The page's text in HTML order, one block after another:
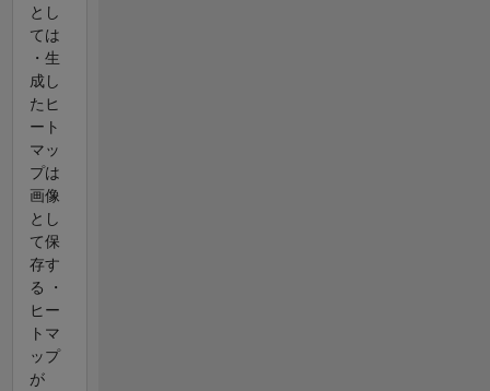
とし
ては
・生
成し
たヒ
ート
マッ
プは
画像
とし
て保
存す
る ・
ヒー
トマ
ップ
が